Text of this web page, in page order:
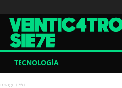
TECNOLOGÍA
image (76)